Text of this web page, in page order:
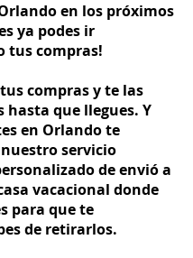
en los próximos
ya podes ir
tus compras!
compras y te las
hasta que llegues. Y
en Orlando te
servicio
de envió a
vacacional donde
para que te
de retirarlos.